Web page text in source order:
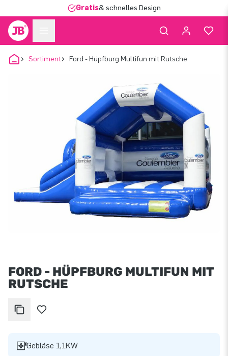
Gratis& schnelles Design
Sortiment Ford - Hüpfburg Multifun mit Rutsche
FORD - HÜPFBURG MULTIFUN MIT
RUTSCHE
Gebläse 1,1KW